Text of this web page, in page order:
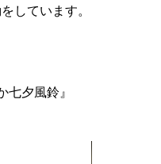
しています。
七夕風鈴』